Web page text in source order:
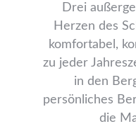
Drei
Herzen des
komfortabel,
zu jeder
in den
persönliches
die